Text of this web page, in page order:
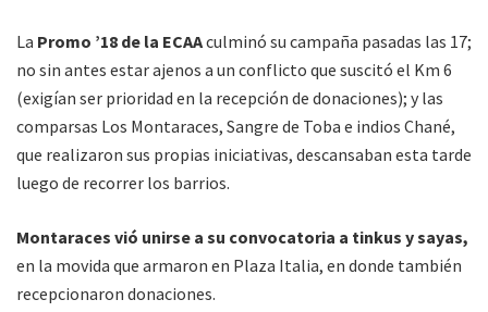
La Promo ’18 de la ECAAculminó su campaña pasadas las 17;
no sin antes estar ajenos a un conflicto que suscitó el Km 6
(exigían ser prioridad en la recepción de donaciones); y las
comparsas Los Montaraces, Sangre de Toba e indios Chané,
que realizaron sus propias iniciativas, descansaban esta tarde
luego de recorrer los barrios.
Montaraces vió unirse a su convocatoria a tinkus y sayas,
en la movida que armaron en Plaza Italia, en donde también
recepcionaron donaciones.